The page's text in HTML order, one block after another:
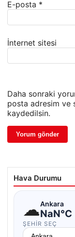
E-posta *
İnternet sitesi
Daha sonraki
posta adresim ve
kaydedilsin.
Hava Durumu
☁Ankara
NaN°C
ŞEHIR SEÇ